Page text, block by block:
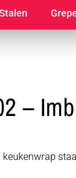
–
keukenwrap